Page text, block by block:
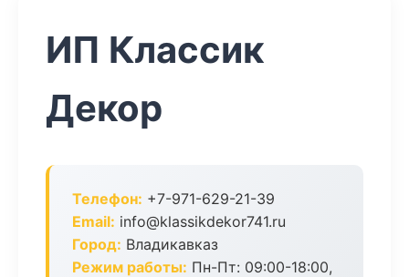
ИП Классик
Декор
Телефон: +7-971-629-21-39
Email: info@klassikdekor741.ru
Город: Владикавказ
Режим работы: Пн-Пт: 09:00-18:00,